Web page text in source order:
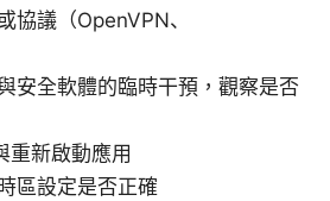
協議（OpenVPN、
安全軟體的臨時干預，觀察是否
重新啟動應用
區設定是否正確